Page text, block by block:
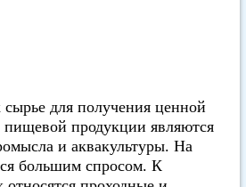
для получения ценной
пищевой продукции являются
и аквакультуры. На
большим спросом. К